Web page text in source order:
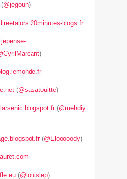
(@jegoun)
blogs.fr
)
(@sasatouitte)
(@mehdiy
(@Elooooody)
(@louislep)